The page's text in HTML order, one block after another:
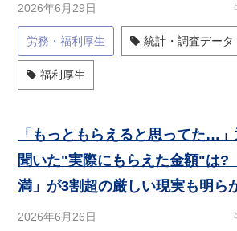
2026年6月29日
労務・福利厚生 統計・調査データ
福利厚生
「もっともらえると思ってた…
聞いた"実際にもらえた金額"は?
満」が3割超の厳しい現実も明ら
2026年6月26日